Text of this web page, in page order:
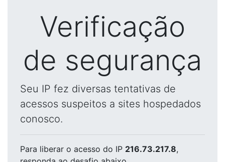
Verificação
de segurança
Seu IP fez diversas tentativas de
acessos suspeitos a sites hospedados
conosco.
Para liberar o acesso do IP 216.73.217.8,